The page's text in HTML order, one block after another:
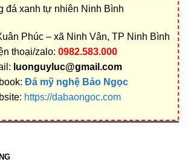
đá xanh tự nhiên Ninh Bình
Phúc – xã Ninh Vân, TP Ninh Bình
thoại/zalo: 0982.583.000
luonguyluc@gmail.com
Đá mỹ nghệ Bảo Ngọc
https://dabaongoc.com